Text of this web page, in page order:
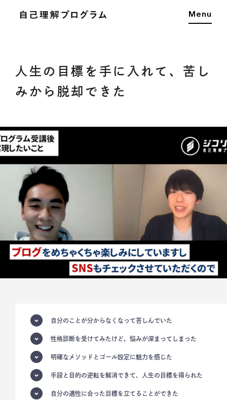
Menu
人生の目標を手に入れて、苦し
みから脱却できた
自分のことが分からなくなって苦しんでいた
性格診断を受けてみたけど、悩みが深まってしまった
明確なメソッドとゴール設定に魅力を感じた
手段と目的の逆転を解消できて、人生の目標を得られた
自分の適性に合った目標を立てることができた